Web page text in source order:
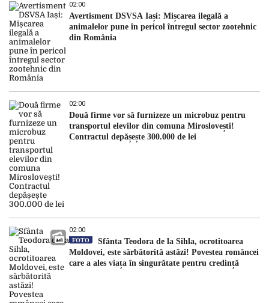
02:00
Avertisment DSVSA Iași: Mișcarea ilegală a
animalelor pune în pericol întregul sector zootehnic
din România
02:00
Două firme vor să furnizeze un microbuz pentru
transportul elevilor din comuna Miroslovești!
Contractul depășește 300.000 de lei
02:00
FOTO
Sfânta Teodora de la Sihla, ocrotitoarea
Moldovei, este sărbătorită astăzi! Povestea româncei
care a ales viața în singurătate pentru credință